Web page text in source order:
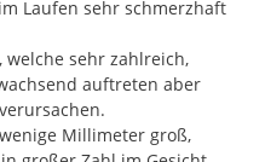
Laufen sehr schmerzhaft
, welche sehr zahlreich,
auftreten aber
Millimeter groß,